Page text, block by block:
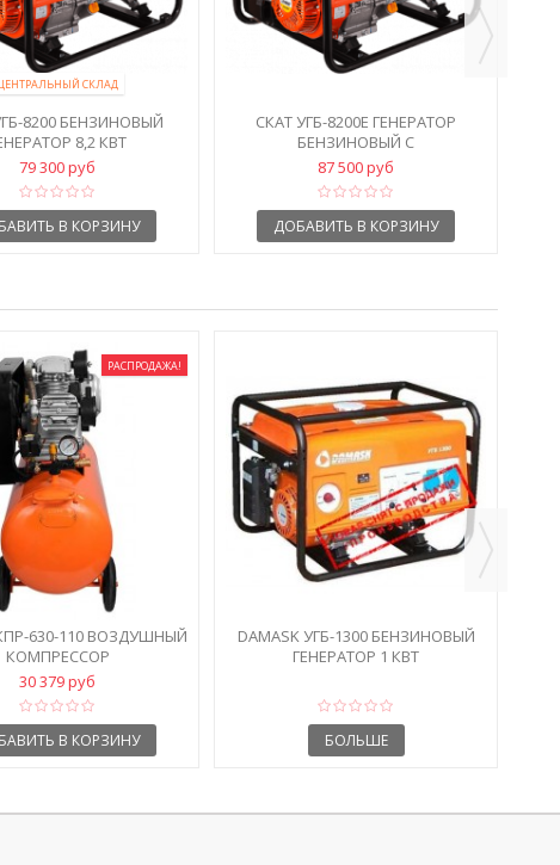
СКЛАД
8200 БЕНЗИНОВЫЙ
8,2 КВТ
79 300 руб
В КОРЗИНУ
СКАТ УГБ-8200Е ГЕНЕРАТОР
БЕНЗИНОВЫЙ С
ЭЛЕКТРОЗАПУСКОМ
87 500 руб
ДОБАВИТЬ В КОРЗИНУ
РАСПРОДАЖА!
630-110 ВОЗДУШНЫЙ
КОМПРЕССОР
30 379 руб
В КОРЗИНУ
DAMASK УГБ-1300 БЕНЗИНОВЫЙ
ГЕНЕРАТОР 1 КВТ
БОЛЬШЕ